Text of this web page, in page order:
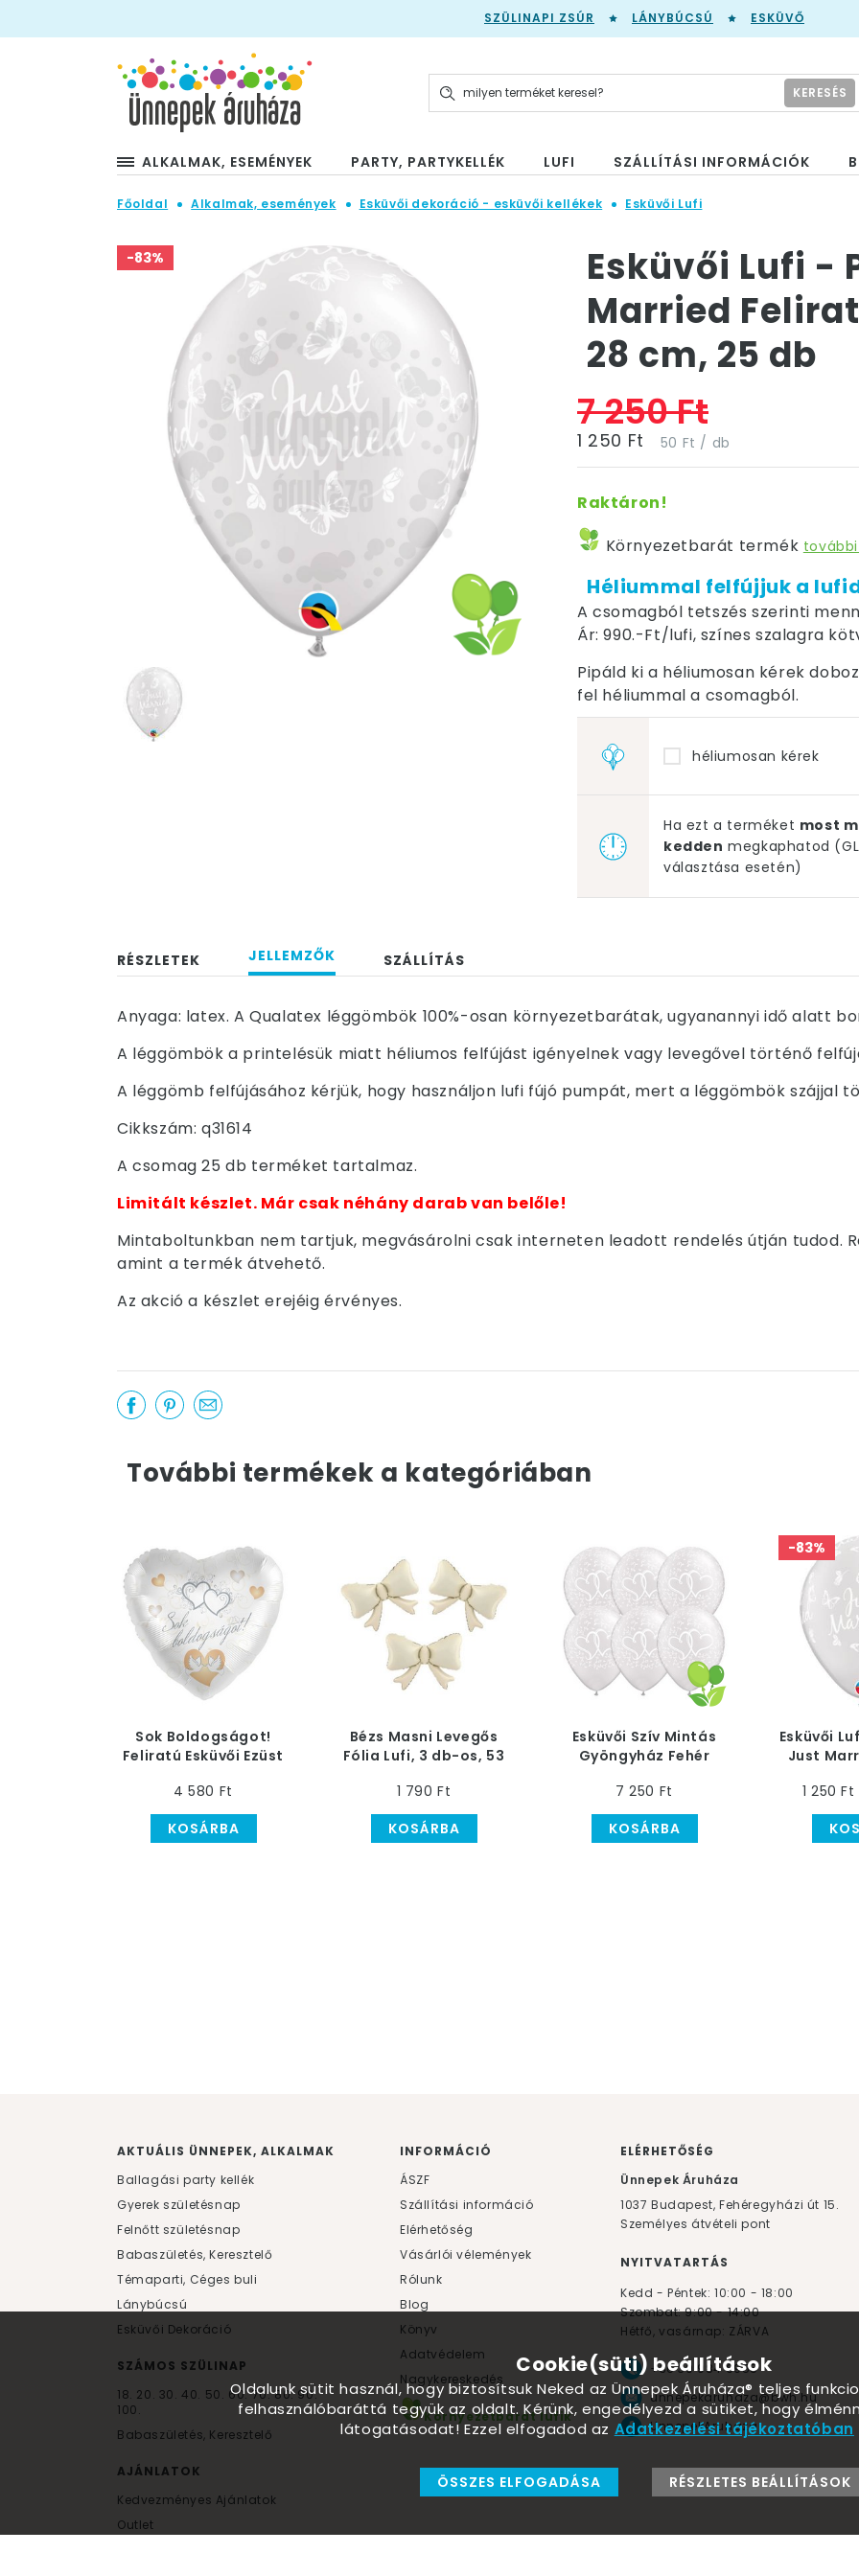
SZÜLINAPI ZSÚR LÁNYBÚCSÚ ESKÜVŐ
KERESÉS
ALKALMAK, ESEMÉNYEK PARTY, PARTYKELLÉK LUFI SZÁLLÍTÁSI INFORMÁCIÓK
Főoldal Alkalmak, események Esküvői dekoráció - esküvői kellékek Esküvői Lufi
-83%
Esküvői Lufi -
Married
28 cm, 25 db
7 250 Ft
1 250 Ft 50 Ft / db
Raktáron!
Környezetbarát termék
Héliummal felfújjuk a
A csomagból tetszés szerinti
Ár: 990.-Ft/lufi, színes szalagra
Pipáld ki a héliumosan kérek
fel héliummal a csomagból.
héliumosan kérek
Ha ezt a terméket most
kedden megkaphatod
választása esetén)
RÉSZLETEK JELLEMZŐK SZÁLLÍTÁS
Anyaga: latex. A Qualatex léggömbök 100%-osan környezetbarátak, ugyanannyi idő alatt
A léggömbök a printelésük miatt héliumos felfújást igényelnek vagy levegővel történő
A léggömb felfújásához kérjük, hogy használjon lufi fújó pumpát, mert a léggömbök szájjal
Cikkszám: q31614
A csomag 25 db terméket tartalmaz.
Limitált készlet. Már csak néhány darab van belőle!
Mintaboltunkban nem tartjuk, megvásárolni csak interneten leadott rendelés útján tudod.
amint a termék átvehető.
Az akció a készlet erejéig érvényes.
További termékek a kategóriában
Sok Boldogságot!
Feliratú Esküvői Ezüst
4 580 Ft
KOSÁRBA
Bézs Masni Levegős
Fólia Lufi, 3 db-os, 53
1 790 Ft
KOSÁRBA
Esküvői Szív Mintás
Gyöngyház Fehér
cm
7 250 Ft
KOSÁRBA
-83%
Esküvői
Just
1 250 Ft
AKTUÁLIS ÜNNEPEK, ALKALMAK
Ballagási party kellék
Gyerek születésnap
Felnőtt születésnap
Babaszületés, Keresztelő
Témaparti, Céges buli
Lánybúcsú
Esküvői Dekoráció
SZÁMOS SZÜLINAP
18. 20. 30. 40. 50. 60.70.80.90.
100.
Babaszületés, Keresztelő
AJÁNLATOK
Kedvezményes Ajánlatok
Outlet
INFORMÁCIÓ
ÁSZF
Szállítási információ
Elérhetőség
Vásárlói vélemények
Rólunk
Blog
Könyv
Adatvédelem
Nagykereskedés
Környezetbarát lufik
ELÉRHETŐSÉG
Ünnepek Áruháza
1037 Budapest, Fehéregyházi út 15.
Személyes átvételi pont
NYITVATARTÁS
Kedd - Péntek: 10:00 - 18:00
Szombat: 9:00 - 14:00
Hétfő, vasárnap: ZÁRVA
+36 30 984 6955
unnepekaruhaza@bwh.hu
UnnepekAruhaza
Cookie(süti) beállítások
Oldalunk sütit használ, hogy biztosítsuk Neked az Ünnepek Áruháza® teljes
felhasználóbaráttá tegyük az oldalt. Kérünk, engedélyezd a sütiket, hogy
látogatásodat! Ezzel elfogadod az Adatkezelési tájékoztatóban
ÖSSZES ELFOGADÁSA RÉSZLETES BEÁLLÍTÁSOK